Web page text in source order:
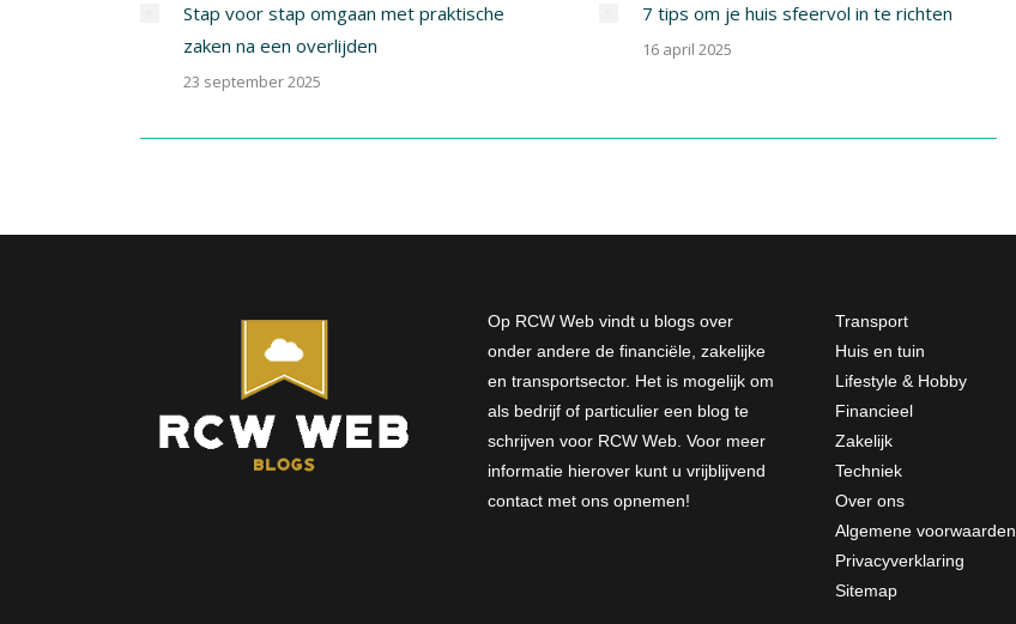
Stap voor stap omgaan met praktische
zaken na een overlijden
23 september 2025
7 tips om je huis sfeervol in te richten
16 april 2025
Op RCW Web vindt u blogs over
onder andere de financiële, zakelijke
en transportsector. Het is mogelijk om
als bedrijf of particulier een blog te
schrijven voor RCW Web. Voor meer
informatie hierover kunt u vrijblijvend
contact met ons opnemen!
Transport
Huis en tuin
Lifestyle & Hobby
Financieel
Zakelijk
Techniek
Over ons
Algemene voorwaarden
Privacyverklaring
Sitemap